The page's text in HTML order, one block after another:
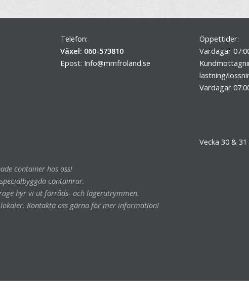
Telefon:
Växel: 060-573810
Epost: Info@mmfroland.se
Öppettider:
Vardagar
lastning/
Vardagar
Vecka 30 &
container hos oss!
containrar.
hyr vi ut förråds- och lagerutrymmen.
Kontakta oss gärna för mer information!